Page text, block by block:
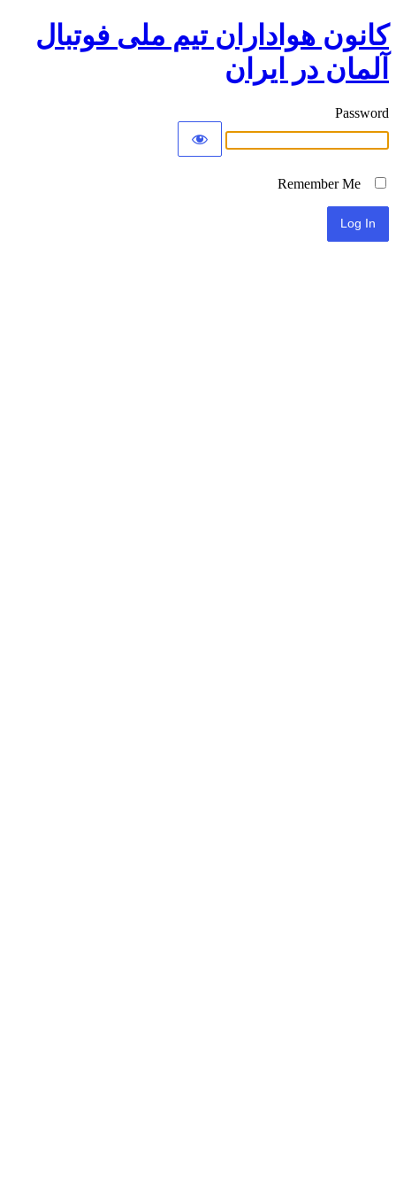
کانون هواداران تیم ملی فوتبال
آلمان در ایران
Password
Remember Me